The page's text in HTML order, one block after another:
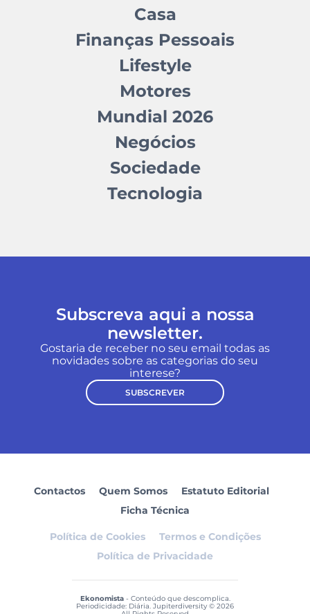
Casa
Finanças Pessoais
Lifestyle
Motores
Mundial 2026
Negócios
Sociedade
Tecnologia
Subscreva aqui a nossa
newsletter.
Gostaria de receber no seu email todas as
novidades sobre as categorias do seu
interese?
SUBSCREVER
Contactos Quem Somos
Estatuto Editorial
Ficha Técnica
Política de Cookies
Termos e Condições
Política de Privacidade
Ekonomista- Conteúdo que descomplica.
Periodicidade: Diária. Jupiterdiversity © 2026